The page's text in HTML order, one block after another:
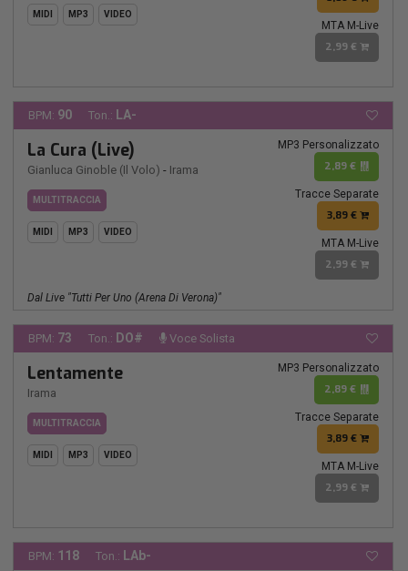
MIDI MP3 VIDEO
MTA M-Live
2,99 €
BPM: 90 Ton.: LA-
La Cura (Live)
Gianluca Ginoble (Il Volo) - Irama
MULTITRACCIA
MIDI MP3 VIDEO
MP3 Personalizzato
2,89 €
Tracce Separate
3,89 €
MTA M-Live
2,99 €
Dal Live "Tutti Per Uno (Arena Di Verona)"
BPM: 73 Ton.: DO# Voce Solista
Lentamente
Irama
MULTITRACCIA
MIDI MP3 VIDEO
MP3 Personalizzato
2,89 €
Tracce Separate
3,89 €
MTA M-Live
2,99 €
BPM: 118 Ton.: LAb-